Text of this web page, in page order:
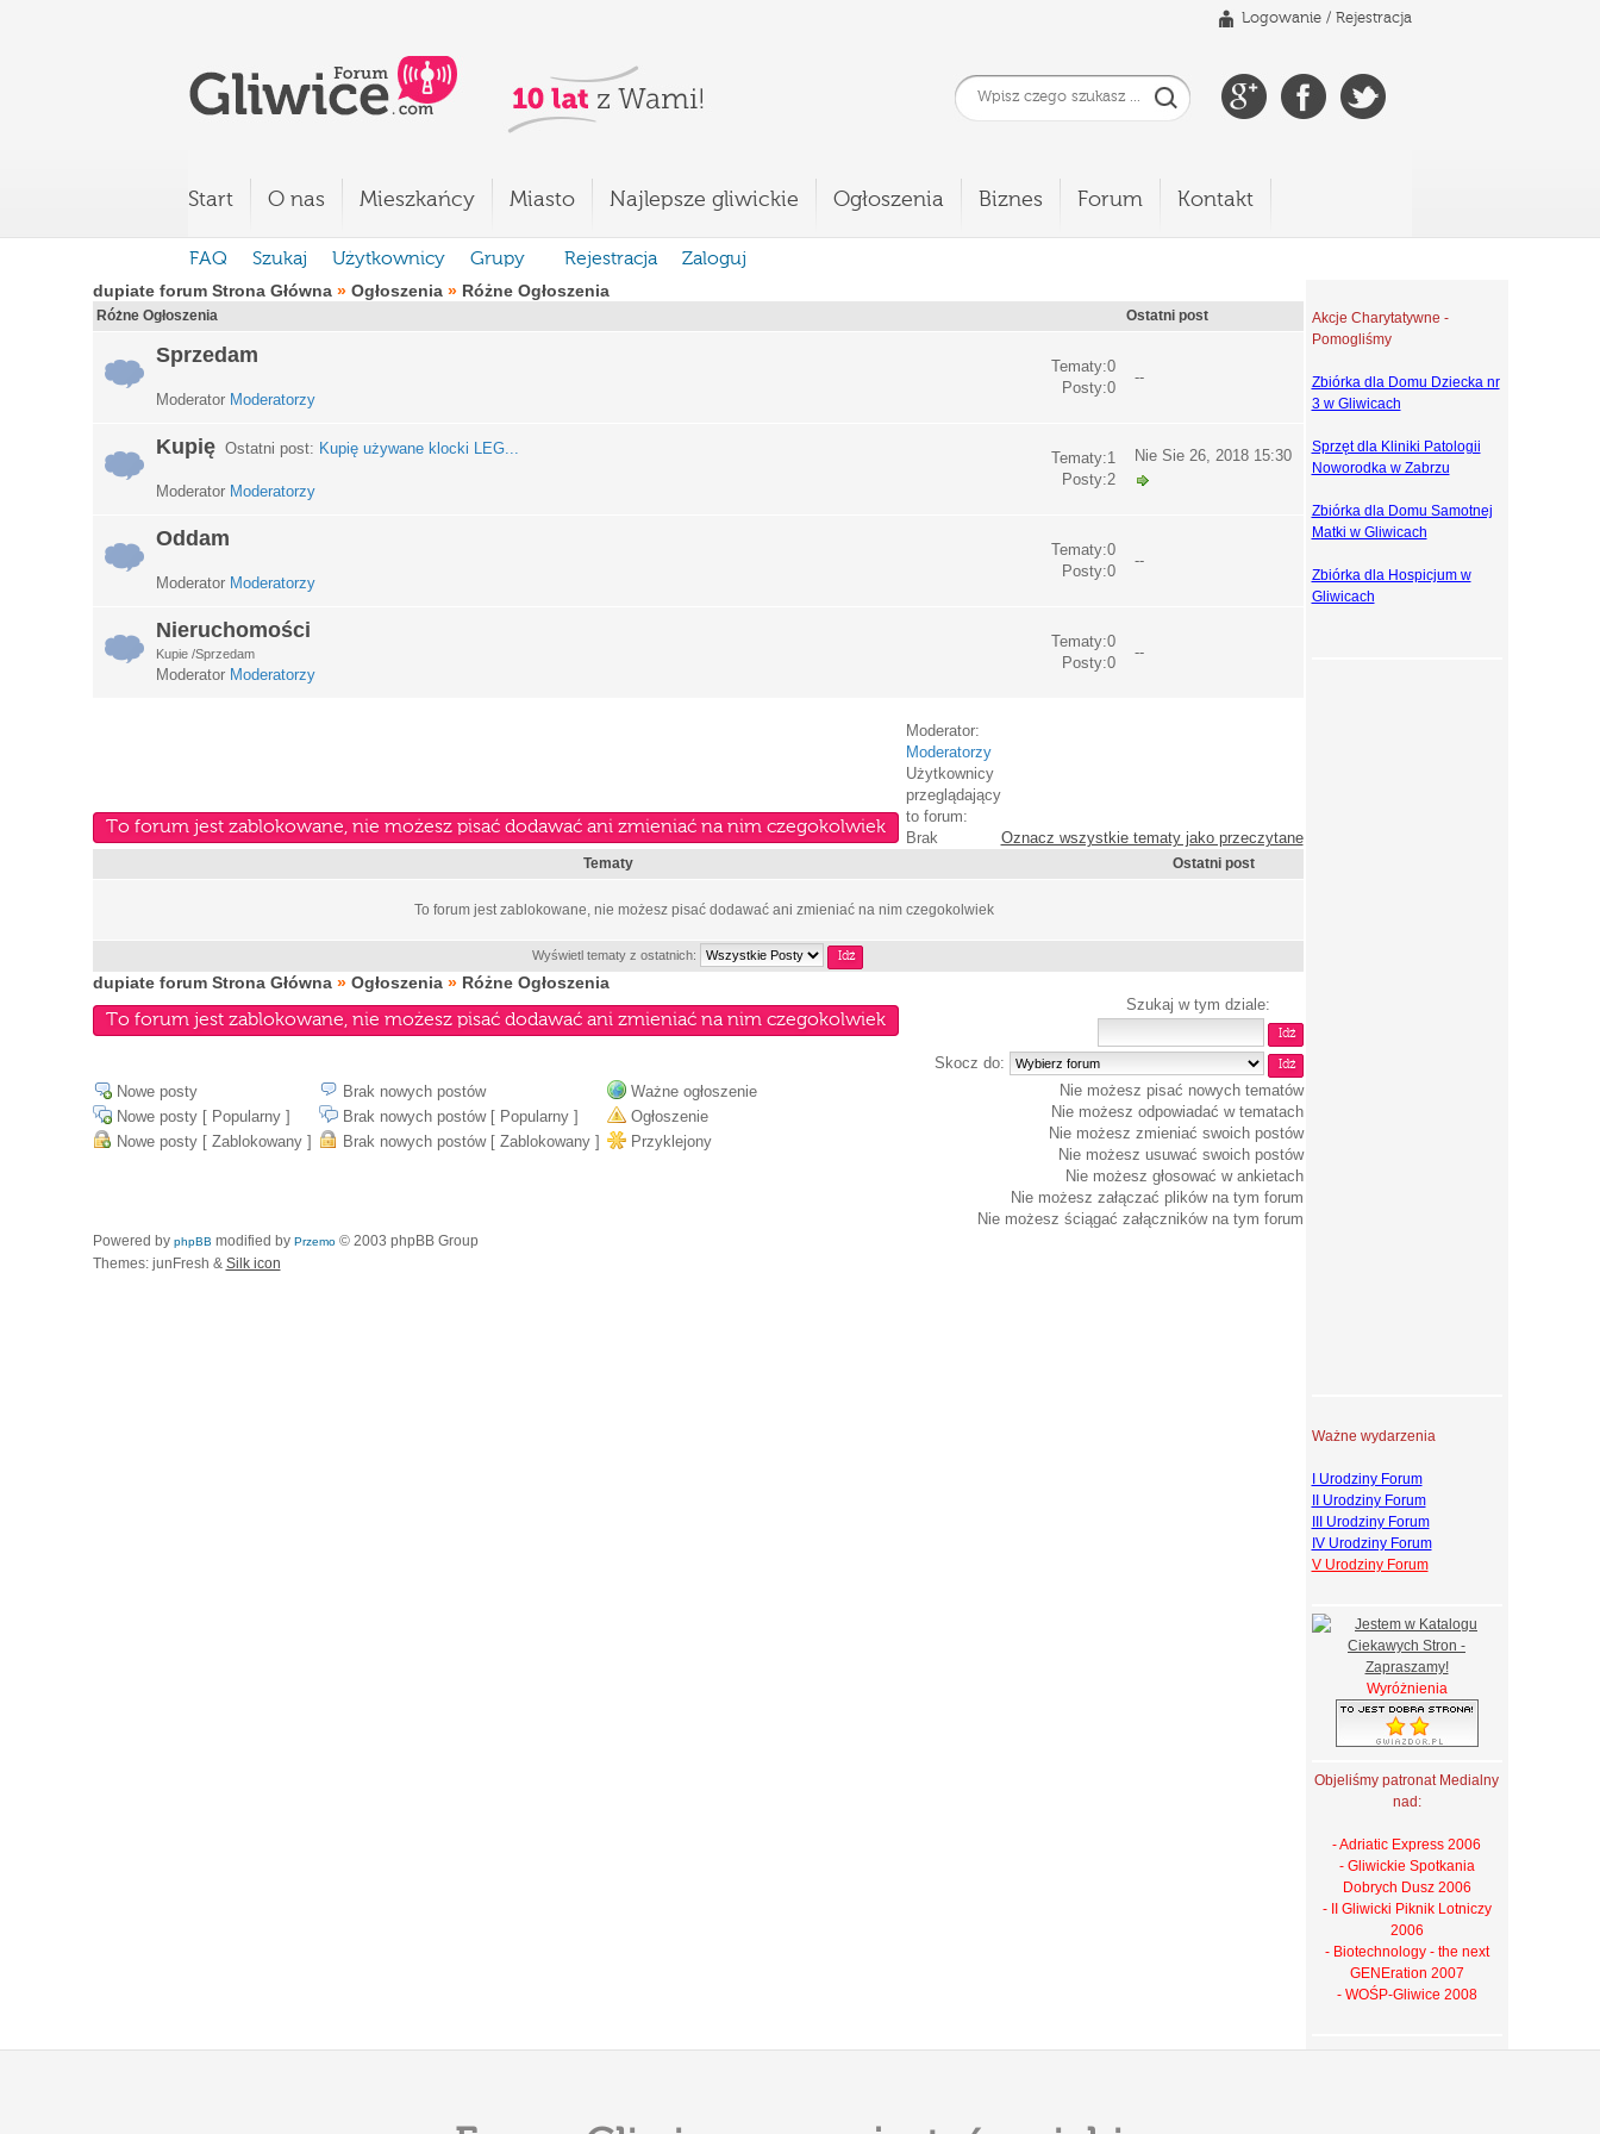
Logowanie / Rejestracja
Start O nas Mieszkańcy Miasto Najlepsze gliwickie Ogłoszenia Biznes Forum Kontakt
FAQ Szukaj Użytkownicy Grupy Rejestracja
Zaloguj
dupiate forum Strona Główna» Ogłoszenia» Różne Ogłoszenia
Różne Ogłoszenia Ostatni post
Sprzedam
Moderator Moderatorzy
Tematy:0
Posty:0
--
KupięOstatni post: Kupię używane klocki LEG...
Moderator Moderatorzy
Tematy:1
Posty:2
Nie Sie 26, 2018 15:30
Oddam
Moderator Moderatorzy
Tematy:0
Posty:0
--
Nieruchomości
Kupie /Sprzedam
Moderator Moderatorzy
Tematy:0
Posty:0
--
To forum jest zablokowane, nie możesz pisać dodawać ani zmieniać na nim czegokolwiek
Moderator:
Moderatorzy
Użytkownicy
przeglądający
to forum:
Brak
Oznacz wszystkie tematy jako przeczytane
Tematy Ostatni post
To forum jest zablokowane, nie możesz pisać dodawać ani zmieniać na nim czegokolwiek
Wyświetl tematy z ostatnich:
dupiate forum Strona Główna» Ogłoszenia» Różne Ogłoszenia
To forum jest zablokowane, nie możesz pisać dodawać ani zmieniać na nim czegokolwiek
Szukaj w tym dziale:
Skocz do:
Nowe posty
Brak nowych postów
Ważne ogłoszenie
Nowe posty [ Popularny ]
Brak nowych postów [ Popularny ]
Ogłoszenie
Nowe posty [ Zablokowany ]
Brak nowych postów [ Zablokowany ] Przyklejony
Nie możesz pisać nowych tematów
Nie możesz odpowiadać w tematach
Nie możesz zmieniać swoich postów
Nie możesz usuwać swoich postów
Nie możesz głosować w ankietach
Nie możesz załączać plików na tym forum
Nie możesz ściągać załączników na tym forum
Powered by phpBB modified by Przemo© 2003 phpBB Group
Themes: junFresh & Silk icon
Akcje Charytatywne -
Pomogliśmy
Zbiórka dla Domu Dziecka nr
3 w Gliwicach
Sprzęt dla Kliniki Patologii
Noworodka w Zabrzu
Zbiórka dla Domu Samotnej
Matki w Gliwicach
Zbiórka dla Hospicjum w
Gliwicach
Ważne wydarzenia
I Urodziny Forum
II Urodziny Forum
III Urodziny Forum
IV Urodziny Forum
V Urodziny Forum
Wyróżnienia
Objeliśmy patronat Medialny
nad:
- Adriatic Express 2006
- Gliwickie Spotkania
Dobrych Dusz 2006
- II Gliwicki Piknik Lotniczy
2006
- Biotechnology - the next
GENEration 2007
- WOŚP-Gliwice 2008